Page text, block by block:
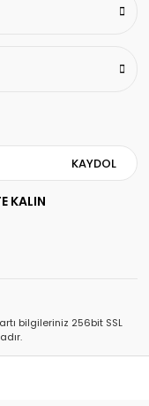
KAYDOL
KALIN
bilgileriniz 256bit SSL